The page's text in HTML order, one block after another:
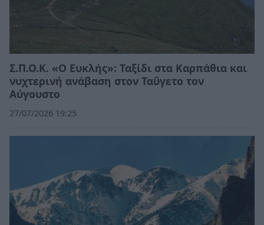
Σ.Π.Ο.Κ. «Ο Ευκλής»: Ταξίδι στα Καρπάθια και
νυχτερινή ανάβαση στον Ταΰγετο τον
Αύγουστο
27/07/2026 19:25